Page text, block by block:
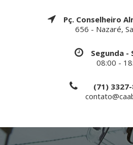
Pç. Conselheiro
656 - Nazaré,
Segunda -
08:00 -
(71)